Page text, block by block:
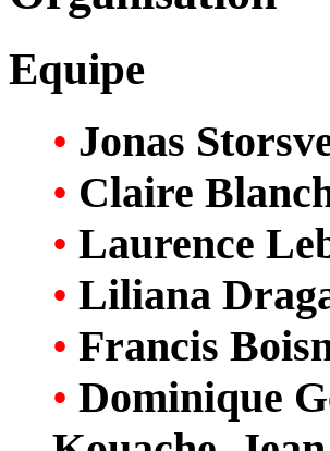
Equipe
• Jonas
• Claire
• Laurence
• Liliana
• Francis
• Dominique